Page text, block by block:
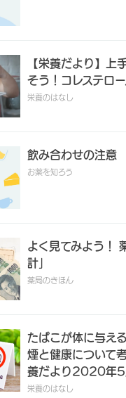
【栄養だより】上
そう！コレステロ
栄養のはなし
飲み合わせの注意
お薬を知ろう
よく見てみよう！
計」
薬局のきほん
たばこが体に与え
煙と健康について
養だより2020年5
栄養のはなし